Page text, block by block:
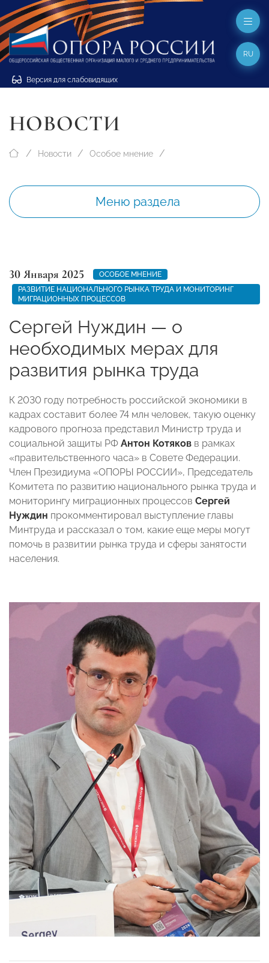
Версия для слабовидящих
RU
НОВОСТИ
Новости Особое мнение
Меню раздела
30 Января 2025
ОСОБОЕ МНЕНИЕ
РАЗВИТИЕ НАЦИОНАЛЬНОГО РЫНКА ТРУДА И МОНИТОРИНГ
МИГРАЦИОННЫХ ПРОЦЕССОВ
Сергей Нуждин — о
необходимых мерах для
развития рынка труда
К 2030 году потребность российской экономики в
кадрах составит более 74 млн человек, такую оценку
кадрового прогноза представил Министр труда и
социальной защиты РФ Антон Котяков в рамках
«правительственного часа» в Совете Федерации.
Член Президиума «ОПОРЫ РОССИИ», Председатель
Комитета по развитию национального рынка труда и
мониторингу миграционных процессов Сергей
Нуждин прокомментировал выступление главы
Минтруда и рассказал о том, какие еще меры могут
помочь в развитии рынка труда и сферы занятости
населения.